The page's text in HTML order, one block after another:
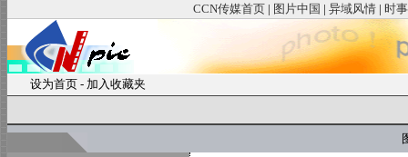
CCN传媒首页 | 图片中国 | 异域风情 | 时
设为首页 - 加入收藏夹